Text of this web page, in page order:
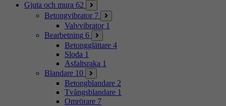
Gjuta och mura 62
Betongvibrator 7
Valvvibrator 1
Bearbetning 6
Betongglättare 4
Sloda 1
Asfaltsraka 1
Blandare 10
Betongblandare 2
Tvångsblandare 1
Omrörare 7